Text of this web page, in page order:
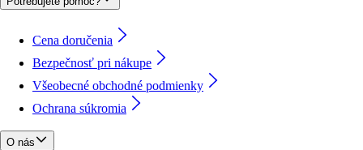
Cena doručenia
Bezpečnosť pri nákupe
Všeobecné obchodné podmienky
Ochrana súkromia
O nás